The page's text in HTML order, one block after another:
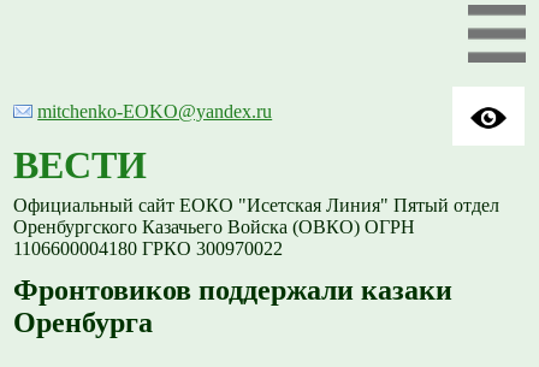
mitchenko-EOKO@yandex.ru
ВЕСТИ
Официальный сайт ЕОКО "Исетская Линия" Пятый отдел
Оренбургского Казачьего Войска (ОВКО) ОГРН
1106600004180 ГРКО 300970022
Фронтовиков поддержали казаки
Оренбурга